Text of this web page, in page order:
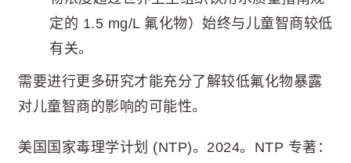
定的 1.5 mg/L 氟化物）始终与儿童智商较低
有关。
需要进行更多研究才能充分了解较低氟化物暴露
对儿童智商的影响的可能性。
美国国家毒理学计划 (NTP)。2024。NTP 专著：